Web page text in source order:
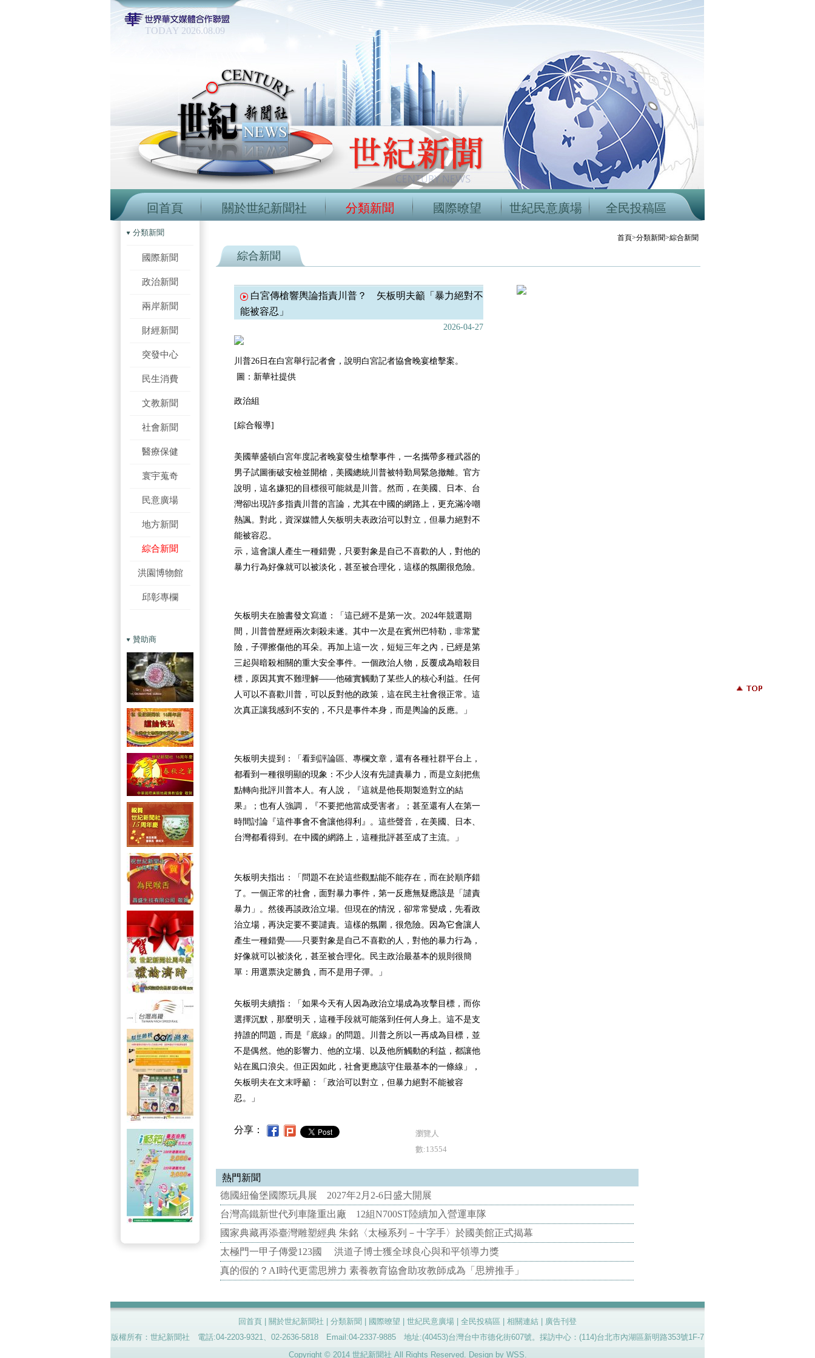
TODAY 2026.08.09
回首頁 關於世紀新聞社 分類新聞 國際暸望 世紀民意廣場 全民投稿區
分類新聞
國際新聞
政治新聞
兩岸新聞
財經新聞
突發中心
民生消費
文教新聞
社會新聞
醫療保健
寰宇蒐奇
民意廣場
地方新聞
綜合新聞
洪園博物館
邱彰專欄
贊助商
首頁>分類新聞>綜合新聞
綜合新聞
白宮傳槍響輿論指責川普？ 矢板明夫籲「暴力絕對不
能被容忍」
2026-04-27
川普26日在白宮舉行記者會，說明白宮記者協會晚宴槍擊案。
圖：新華社提供
政治組
[綜合報導]
美國華盛頓白宮年度記者晚宴發生槍擊事件，一名攜帶多種武器的
男子試圖衝破安檢並開槍，美國總統川普被特勤局緊急撤離。官方
說明，這名嫌犯的目標很可能就是川普。然而，在美國、日本、台
灣卻出現許多指責川普的言論，尤其在中國的網路上，更充滿冷嘲
熱諷。對此，資深媒體人矢板明夫表政治可以對立，但暴力絕對不
能被容忍。
示，這會讓人產生一種錯覺，只要對象是自己不喜歡的人，對他的
暴力行為好像就可以被淡化，甚至被合理化，這樣的氛圍很危險。
矢板明夫在臉書發文寫道：「這已經不是第一次。2024年競選期
間，川普曾歷經兩次刺殺未遂。其中一次是在賓州巴特勒，非常驚
險，子彈擦傷他的耳朵。再加上這一次，短短三年之內，已經是第
三起與暗殺相關的重大安全事件。一個政治人物，反覆成為暗殺目
標，原因其實不難理解——他確實觸動了某些人的核心利益。任何
人可以不喜歡川普，可以反對他的政策，這在民主社會很正常。這
次真正讓我感到不安的，不只是事件本身，而是輿論的反應。」
矢板明夫提到：「看到評論區、專欄文章，還有各種社群平台上，
都看到一種很明顯的現象：不少人沒有先譴責暴力，而是立刻把焦
點轉向批評川普本人。有人說，『這就是他長期製造對立的結
果』；也有人強調，『不要把他當成受害者』；甚至還有人在第一
時間討論『這件事會不會讓他得利』。這些聲音，在美國、日本、
台灣都看得到。在中國的網路上，這種批評甚至成了主流。」
矢板明夫指出：「問題不在於這些觀點能不能存在，而在於順序錯
了。一個正常的社會，面對暴力事件，第一反應無疑應該是「譴責
暴力」。然後再談政治立場。但現在的情況，卻常常變成，先看政
治立場，再決定要不要譴責。這樣的氛圍，很危險。因為它會讓人
產生一種錯覺——只要對象是自己不喜歡的人，對他的暴力行為，
好像就可以被淡化，甚至被合理化。民主政治最基本的規則很簡
單：用選票決定勝負，而不是用子彈。」
矢板明夫續指：「如果今天有人因為政治立場成為攻擊目標，而你
選擇沉默，那麼明天，這種手段就可能落到任何人身上。這不是支
持誰的問題，而是『底線』的問題。川普之所以一再成為目標，並
不是偶然。他的影響力、他的立場、以及他所觸動的利益，都讓他
站在風口浪尖。但正因如此，社會更應該守住最基本的一條線」，
矢板明夫在文末呼籲：「政治可以對立，但暴力絕對不能被容
忍。」
分享：
瀏覽人
數:13554
熱門新聞
德國紐倫堡國際玩具展 2027年2月2-6日盛大開展
台灣高鐵新世代列車隆重出廠 12組N700ST陸續加入營運車隊
國家典藏再添臺灣雕塑經典 朱銘〈太極系列－十字手〉於國美館正式揭幕
太極門一甲子傳愛123國 洪道子博士獲全球良心與和平領導力獎
真的假的？AI時代更需思辨力 素養教育協會助攻教師成為「思辨推手」
回首頁 關於世紀新聞社 分類新聞 國際暸望 世紀民意廣場 全民投稿區 相關連結
廣告刊登
版權所有：世紀新聞社 電話:04-2203-9321、02-2636-5818 Email:04-2337-9885 地址:(40453)台灣台中市德化街607號。採訪中心：(114)台北市內湖區新明路353號1F-7
Copyright © 2014 世紀新聞社 All Rights Reserved. Design by WSS.